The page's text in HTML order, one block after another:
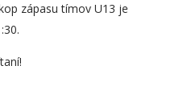
zápasu tímov U13 je